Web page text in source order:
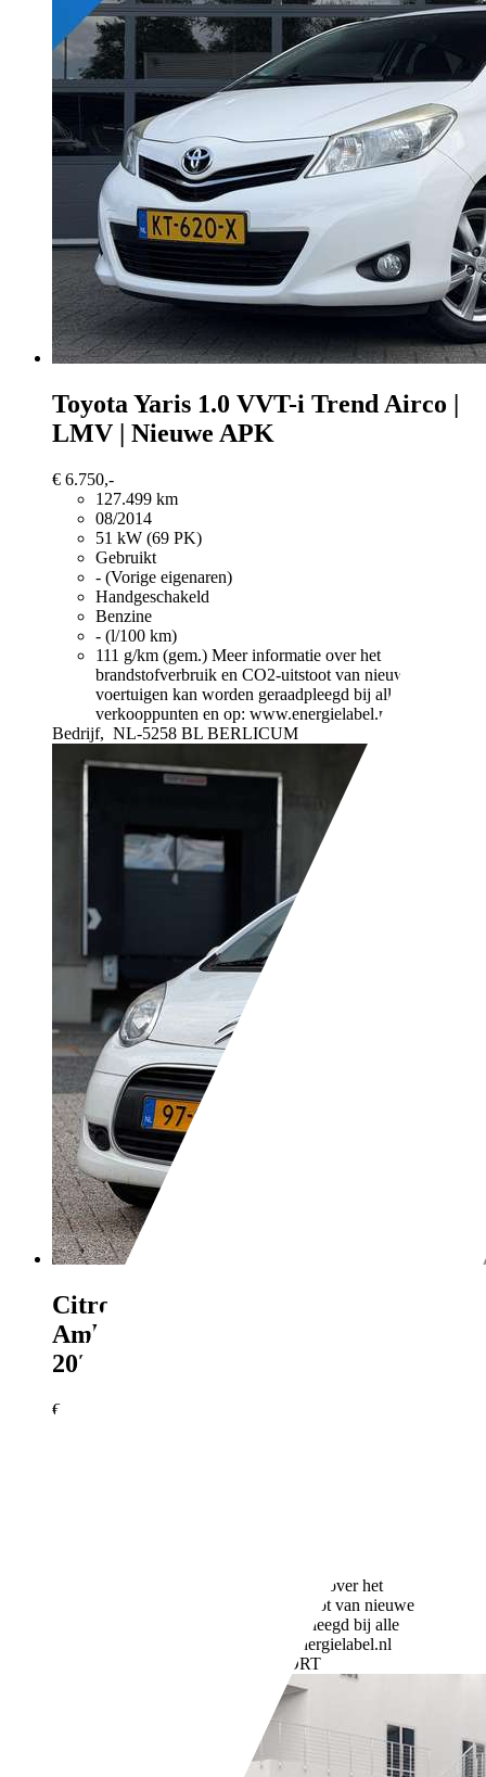
Toyota Yaris 1.0 VVT-i Trend Airco |
LMV | Nieuwe APK
€ 6.750,-
127.499 km
08/2014
51 kW (69 PK)
Gebruikt
- (Vorige eigenaren)
Handgeschakeld
Benzine
- (l/100 km)
111 g/km (gem.) Meer informatie over het
brandstofverbruik en CO2-uitstoot van nieuwe
voertuigen kan worden geraadpleegd bij alle
verkooppunten en op: www.energielabel.nl
Bedrijf, NL-5258 BL BERLICUM
Citroen C1
Ambiance|APK02-06-
2027|AIRCO|ELEKRAMEN|STU
€ 995,-
Meer informatie over het
brandstofverbruik en CO2-uitstoot van nieuwe
voertuigen kan worden geraadpleegd bij alle
verkooppunten en op: www.energielabel.nl
NL-3812 RJ AMERSFOORT